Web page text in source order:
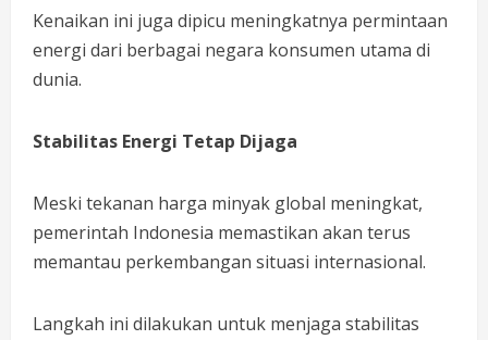
Kenaikan ini juga dipicu meningkatnya permintaan
energi dari berbagai negara konsumen utama di
dunia.
Stabilitas Energi Tetap Dijaga
Meski tekanan harga minyak global meningkat,
pemerintah Indonesia memastikan akan terus
memantau perkembangan situasi internasional.
Langkah ini dilakukan untuk menjaga stabilitas